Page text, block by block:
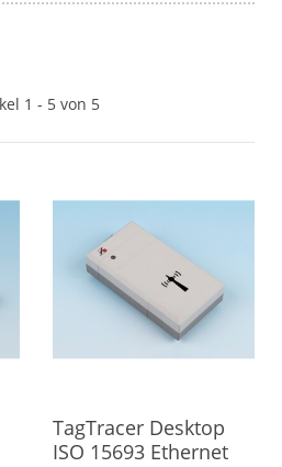
1 - 5 von 5
TagTracer Desktop
ISO 15693 Ethernet